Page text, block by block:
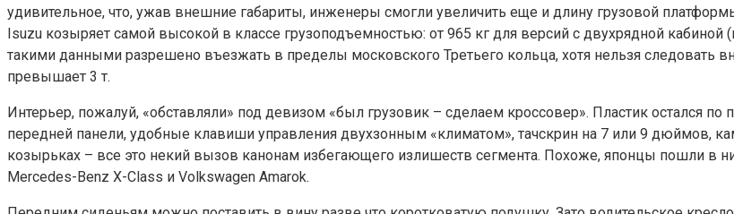
удивительное, что, ужав внешние габариты, инженеры смогли увеличить еще и длину грузовой
Isuzu козыряет самой высокой в классе грузоподъемностью: от 965 кг для версий с двухрядной кабиной
такими данными разрешено въезжать в пределы московского Третьего кольца, хотя нельзя следовать
превышает 3 т.
Интерьер, пожалуй, «обставляли» под девизом «был грузовик – сделаем кроссовер». Пластик остался
передней панели, удобные клавиши управления двухзонным «климатом», тачскрин на 7 или 9 дюймов,
козырьках – все это некий вызов канонам избегающего излишеств сегмента. Похоже, японцы пошли в
Mercedes-Benz X-Class и Volkswagen Amarok.